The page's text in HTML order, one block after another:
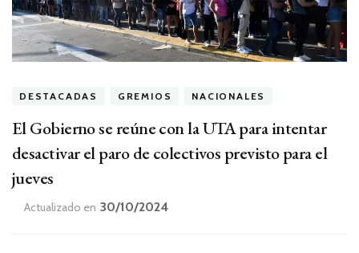
DESTACADAS GREMIOS NACIONALES
El Gobierno se reúne con la UTA para intentar
desactivar el paro de colectivos previsto para el
jueves
Actualizado en 30/10/2024